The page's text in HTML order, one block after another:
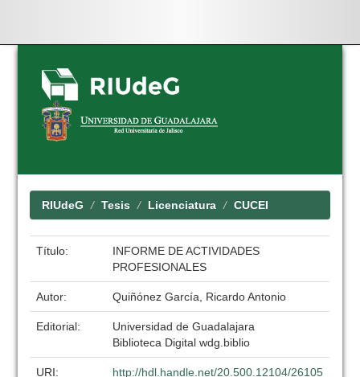
Skip
navigation
RIUdeG Tesis Licenciatura CUCEI
Título:
INFORME DE ACTIVIDADES
PROFESIONALES
Autor: Quiñónez García, Ricardo Antonio
Editorial:
Universidad de Guadalajara
Biblioteca Digital wdg.biblio
URI:
http://hdl.handle.net/20.500.12104/26105